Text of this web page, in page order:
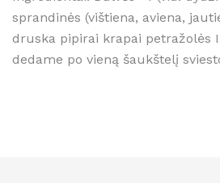
sprandinės (vištiena, aviena,
druska pipirai krapai petražolės
dedame po vieną šaukštelį